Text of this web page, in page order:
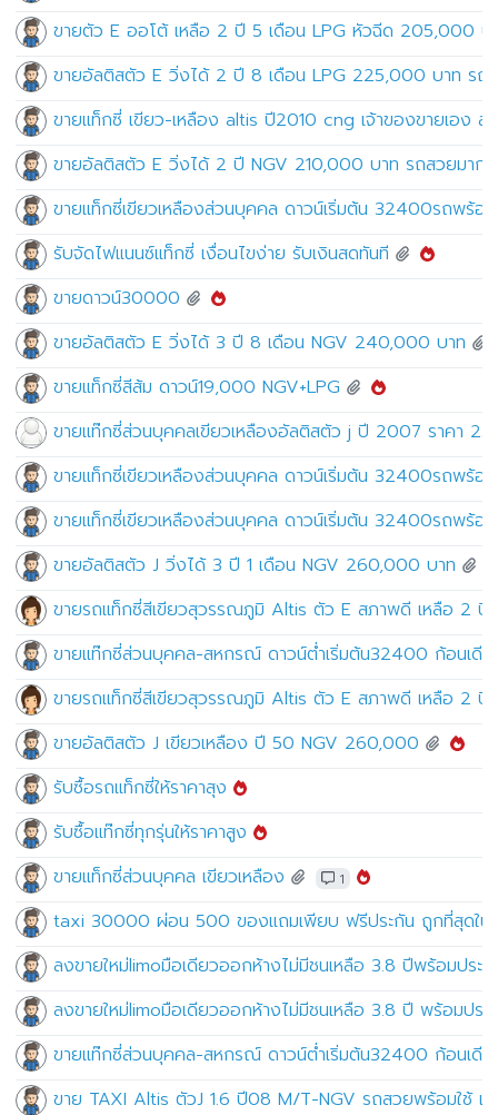
ขายตัว E ออโต้ เหลือ 2 ปี 5 เดือน LPG หัวฉีด 205,000 บ
ขายอัลติสตัว E วิ่งได้ 2 ปี 8 เดือน LPG 225,000 บาท รถ
ขายแท็กซี่ เขียว-เหลือง altis ปี2010 cng เจ้าของขายเอง
ขายอัลติสตัว E วิ่งได้ 2 ปี NGV 210,000 บาท รถสวยมาก
ขายแท็กซี่เขียวเหลืองส่วนบุคคล ดาวน์เริ่มต้น 32400รถพร้อ
รับจัดไฟแนนซ์แท็กซี่ เงื่อนไขง่าย รับเงินสดทันที
ขายดาวน์30000
ขายอัลติสตัว E วิ่งได้ 3 ปี 8 เดือน NGV 240,000 บาท
ขายแท็กซี่สีส้ม ดาวน์19,000 NGV+LPG
ขายแท๊กซี่ส่วนบุคคลเขียวเหลืองอัลติสตัว j ปี 2007 ราคา
ขายแท็กซี่เขียวเหลืองส่วนบุคคล ดาวน์เริ่มต้น 32400รถพร้อ
ขายแท็กซี่เขียวเหลืองส่วนบุคคล ดาวน์เริ่มต้น 32400รถพร้อ
ขายอัลติสตัว J วิ่งได้ 3 ปี 1 เดือน NGV 260,000 บาท
ขายรถแท็กซี่สีเขียวสุวรรณภูมิ Altis ตัว E สภาพดี เหลือ 2 ปี
ขายแท๊กซี่ส่วนบุคคล-สหกรณ์ ดาวน์ต่ำเริ่มต้น32400 ก้อนเดีย
ขายรถแท็กซี่สีเขียวสุวรรณภูมิ Altis ตัว E สภาพดี เหลือ 2 ปี
ขายอัลติสตัว J เขียวเหลือง ปี 50 NGV 260,000
รับซื้อรถแท็กซี่ให้ราคาสุง
รับซื้อแท๊กซี่ทุกรุ่นให้ราคาสูง
ขายแท็กซี่ส่วนบุคคล เขียวเหลือง
1
taxi 30000 ผ่อน 500 ของแถมเพียบ ฟรีประกัน ถูกที่สุดใน
ลงขายใหม่limoมือเดียวออกห้างไม่มีชนเหลือ 3.8 ปีพร้อมประ
ลงขายใหม่limoมือเดียวออกห้างไม่มีชนเหลือ 3.8 ปี พร้อมประ
ขายแท๊กซี่ส่วนบุคคล-สหกรณ์ ดาวน์ต่ำเริ่มต้น32400 ก้อนเดีย
ขาย TAXI Altis ตัวJ 1.6 ปี08 M/T-NGV รถสวยพร้อมใช้